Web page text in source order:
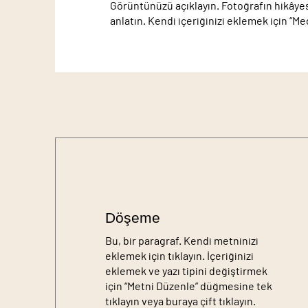
Görüntünüzü açıklayın. Fotoğrafın
anlatın. Kendi içeriğinizi eklemek için
Döşeme
Bu, bir paragraf. Kendi metninizi
eklemek için tıklayın. İçeriğinizi
eklemek ve yazı tipini değiştirmek
için “Metni Düzenle” düğmesine tek
tıklayın veya buraya çift tıklayın.